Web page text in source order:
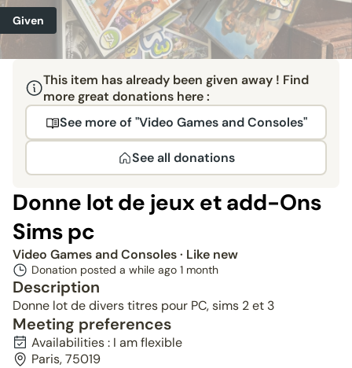
Given
This item has already been given away ! Find
more great donations here :
See more of "Video Games and Consoles"
See all donations
Donne lot de jeux et add-Ons
Sims pc
Video Games and Consoles· Like new
Donation posted a while ago 1 month
Description
Donne lot de divers titres pour PC, sims 2 et 3
Meeting preferences
Availabilities : I am flexible
Paris, 75019